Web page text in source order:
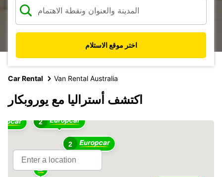
اختر موقع الاستلام
Car Rental Van Rental Australia
اكتشف أستراليا مع يوروبكار
2
2